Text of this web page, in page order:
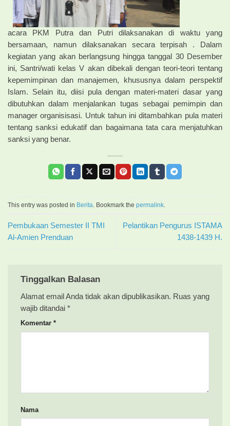
acara PKM Putra dan Putri dilaksanakan di waktu yang
bersamaan, namun dilaksanakan secara terpisah . Dalam
kegiatan yang akan berlangsung hingga tanggal 30 Desember
ini, Santri/wati kelas V akan dibekali dengan teori-teori tentang
kepemimpinan dan manajemen, khususnya dalam perspektif
Islam. Selain itu, diisi pula dengan materi-materi dasar yang
dibutuhkan dalam menjalankan tugas sebagai pemimpin dan
manager organisisasi. Untuk tahun ini ditambahkan pula materi
tentang sanksi edukatif dan bagaimana tata cara menjatuhkan
sanksi yang benar.
This entry was posted in Berita . Bookmark the permalink
Pembukaan Semester II TMI
Al-Amien Prenduan
Pelantikan Pengurus ISTAMA
1438-1439 H.
Tinggalkan Balasan
Alamat email Anda tidak akan dipublikasikan. Ruas yang
wajib ditandai *
Komentar *
Nama